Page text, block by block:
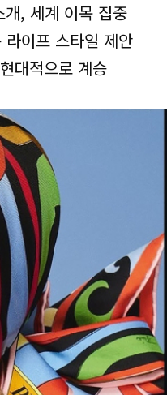
, 세계 이목 집중
이프 스타일 제안
대적으로 계승